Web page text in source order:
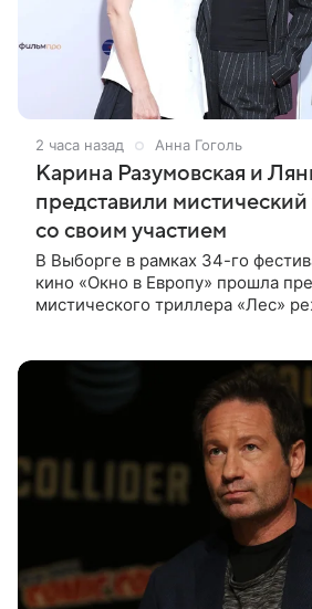
2 часа назад Анна Гоголь
Карина Разумовская и
представили
со своим участием
В Выборге в рамках 34-го
кино «Окно в Европу» прошла
мистического триллера «Лес»